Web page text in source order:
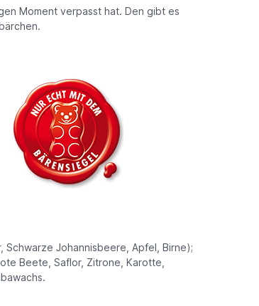
Moment verpasst hat. Den gibt es
Johannisbeere, Apfel, Birne);
Beete, Saflor, Zitrone, Karotte,